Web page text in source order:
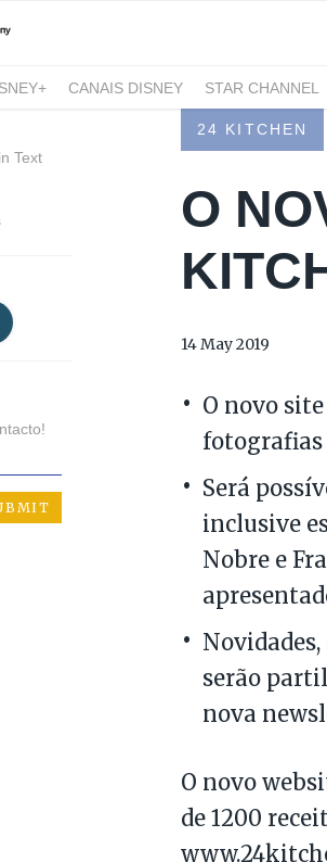
CANAIS DISNEY STAR CHANNEL
AND NATIONAL GEOGRAPHIC WILD
Text
24 KITCHEN
O
14 May 2019
O novo
fotografias
Será
inclusive
Nobre e
serão
nova
O novo
de 1200